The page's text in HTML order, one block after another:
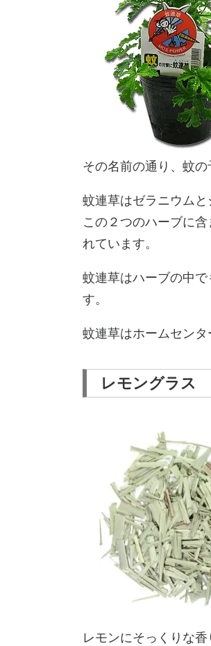
その名前の通り、蚊の
蚊連草はゼラニウムと
この２つのハーブに
れています。
蚊連草はハーブの中
す。
蚊連草はホームセンタ
レモングラス
レモンにそっくりな香